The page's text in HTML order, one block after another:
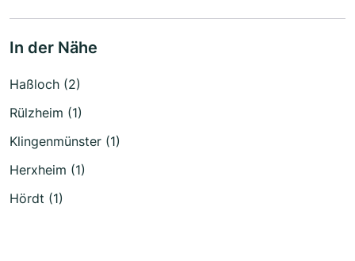
In der Nähe
Haßloch (2)
Rülzheim (1)
Klingenmünster (1)
Herxheim (1)
Hördt (1)